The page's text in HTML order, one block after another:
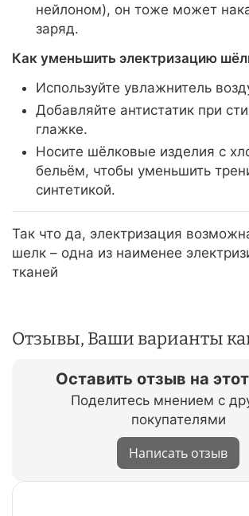
нейлоном), он тоже может
заряд.
Как уменьшить электризацию
Используйте увлажнитель
Добавляйте антистатик при
глажке.
Носите шёлковые изделия с
бельём, чтобы уменьшить
синтетикой.
Так что да, электризация
шелк – одна из наименее
тканей
Отзывы, Ваши варианты
Оставить отзыв на
Поделитесь мнением с
покупателями
Написать отзыв